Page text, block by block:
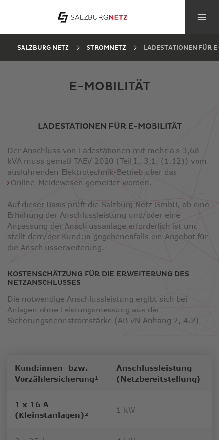
SALZBURG NETZ STROMNETZ LADESTATIONEN FÜR
E-MOBILITÄT
LADESTATIONEN FÜR E-MOBILITÄT
Der Anschluss von Ladestationen mit mehr als 3,68
kVA muss gemäß TAEV 2020 (Teil I., 3,1, (1.12)) vom
ausführenden Elektrotechnik-Betrieb über das
Online-Meldewesen gemeldet werden.
Auf dieser Basis prüft die Salzburg Netz GmbH, ob eine
Erhöhung der Anschlussleistung und/oder eine
Anpassung der Anschlussanlage erforderlich ist und
stellt dem/der Kund:in gegebenenfalls ein Angebot für
die Anschlusserweiterung.
KOSTENSCHÄTZUNG FÜR DIE ERWEITERUNG DES
NETZANSCHLUSSES
Die notwendige Anschlussleistung ergibt sich bei
Anlagen ohne Leistungsmessung aus der
Sicherungsnennstromstärke (AB VN Anhang 2, 4.2)
Kund:innen- bzw.
Vorzählersicherung¹
Anschlussleistung
(Netzbereitstellung)
1 x 16 A
(Kleinstanlagen)²
1 kW